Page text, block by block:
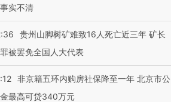
实不清
贵州山脚树矿难致16人死亡近三年 矿长
被罢免全国人大代表
非京籍五环内购房社保降至一年 北京市公
最高可贷340万元